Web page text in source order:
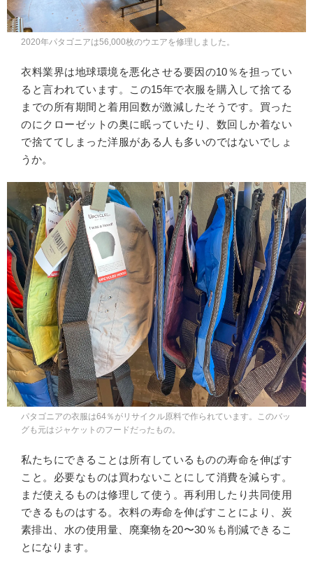
2020年パタゴニアは56,000枚のウエアを修理しました。
衣料業界は地球環境を悪化させる要因の10％を担ってい
ると言われています。この15年で衣服を購入して捨てる
までの所有期間と着用回数が激減したそうです。買った
のにクローゼットの奥に眠っていたり、数回しか着ない
で捨ててしまった洋服がある人も多いのではないでしょ
うか。
パタゴニアの衣服は64％がリサイクル原料で作られています。このバッ
グも元はジャケットのフードだったもの。
私たちにできることは所有しているものの寿命を伸ばす
こと。必要なものは買わないことにして消費を減らす。
まだ使えるものは修理して使う。再利用したり共同使用
できるものはする。衣料の寿命を伸ばすことにより、炭
素排出、水の使用量、廃棄物を20〜30％も削減できるこ
とになります。